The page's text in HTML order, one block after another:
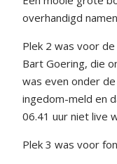
overhandigd
Plek 2 was voor
Bart Goering, die
was even onder
ingedom-meld en
06.41 uur niet live
Plek 3 was voor